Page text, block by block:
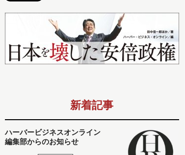
新着記事
ハーバービジネスオンライン
編集部からのお知らせ